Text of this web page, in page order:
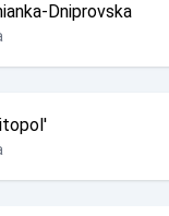
Dniprovska